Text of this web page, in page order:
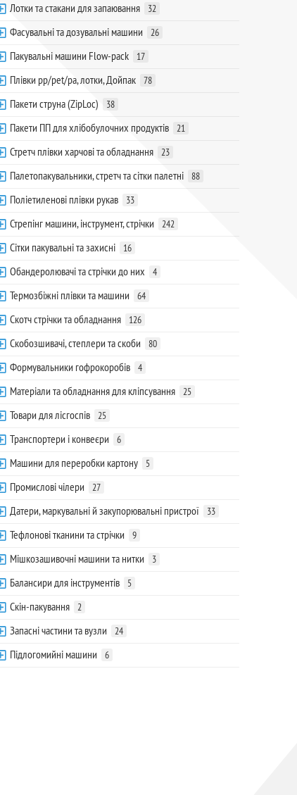
Лотки та стакани для запаювання 32
Фасувальні та дозувальні машини 26
Пакувальні машини Flow-pack 17
Плівки pp/pet/pa, лотки, Дойпак 78
Пакети струна (ZipLoc) 38
Пакети ПП для хлібобулочних продуктів 21
Стретч плівки харчові та обладнання 23
Палетопакувальники, стретч та сітки палетні 88
Поліетиленові плівки рукав 33
Стрепінг машини, інструмент, стрічки 242
Сітки пакувальні та захисні 16
Обандеролювачі та стрічки до них 4
Термозбіжні плівки та машини 64
Скотч стрічки та обладнання 126
Скобозшивачі, степлери та скоби 80
Формувальники гофрокоробів 4
Матеріали та обладнання для кліпсування 25
Товари для лісгоспів 25
Транспортери і конвеєри 6
Машини для переробки картону 5
Промислові чілери 27
Датери, маркувальні й закупорювальні пристрої 33
Тефлонові тканини та стрічки 9
Мішкозашивочні машини та нитки 3
Балансири для інструментів 5
Скін-пакування 2
Запасні частини та вузли 24
Підлогомийні машини 6